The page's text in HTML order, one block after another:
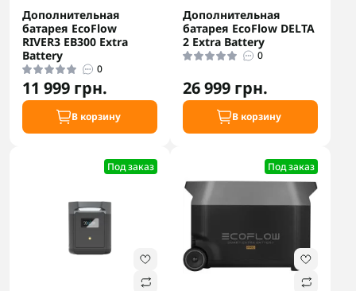
Дополнительная
батарея EcoFlow
RIVER3 EB300 Extra
Battery
0
11 999 грн.
В корзину
Дополнительная
батарея EcoFlow DELTA
2 Extra Battery
0
26 999 грн.
В корзину
Под заказ Под заказ